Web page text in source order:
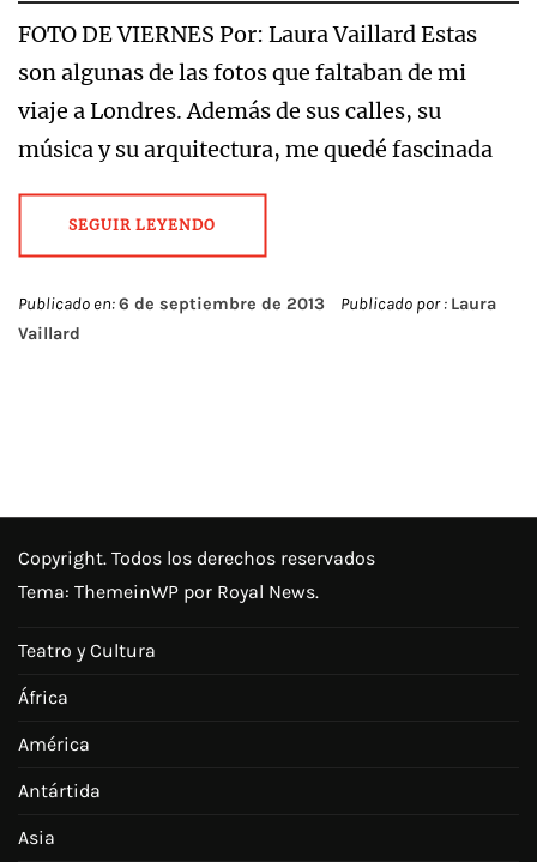
FOTO DE VIERNES Por: Laura Vaillard Estas
son algunas de las fotos que faltaban de mi
viaje a Londres. Además de sus calles, su
música y su arquitectura, me quedé fascinada
SEGUIR LEYENDO
Publicado en:6 de septiembre de 2013 Publicado por : Laura
Vaillard
Copyright. Todos los derechos reservados
Tema: ThemeinWP por Royal News.
Teatro y Cultura
África
América
Antártida
Asia